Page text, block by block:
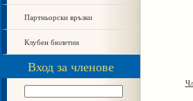
Партньорски връзки
Клубен бюлетин
Вход за членове